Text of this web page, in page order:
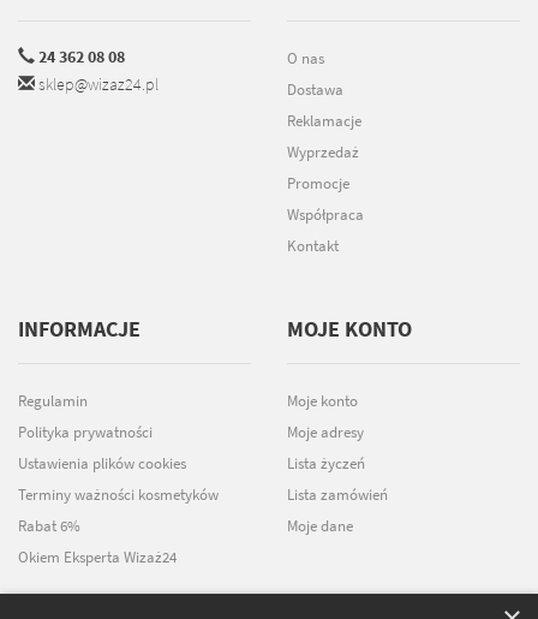
24 362 08 08
sklep@wizaz24.pl
O nas
Dostawa
Reklamacje
Wyprzedaż
Promocje
Współpraca
Kontakt
INFORMACJE
Regulamin
Polityka prywatności
Ustawienia plików cookies
Terminy ważności kosmetyków
Rabat 6%
Okiem Eksperta Wizaż24
MOJE KONTO
Moje konto
Moje adresy
Lista życzeń
Lista zamówień
Moje dane